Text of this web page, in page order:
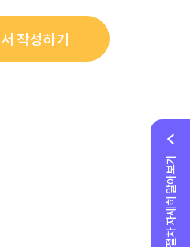
작성하기
지원절차 자세히 알아보기